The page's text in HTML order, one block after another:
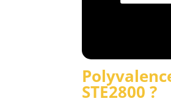
STE2800 ?